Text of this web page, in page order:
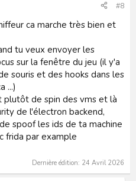
#8
ca marche très bien et
tu veux envoyer les
sur la fenêtre du jeu (il y'a
souris et des hooks dans les
...)
plutôt de spin des vms et là
de l'électron backend,
spoof les ids de ta machine
frida par example
Dernière édition: 24 Avril 2026